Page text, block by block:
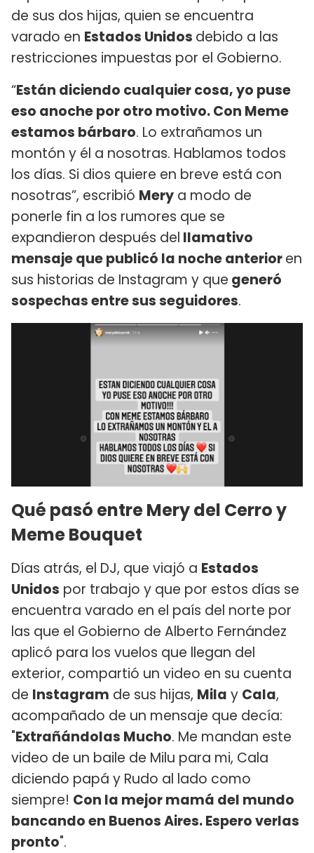
de sus dos hijas, quien se encuentra
varado en Estados Unidos debido a las
restricciones impuestas por el Gobierno.
“Están diciendo cualquier cosa, yo puse
eso anoche por otro motivo. Con Meme
estamos bárbaro. Lo extrañamos un
montón y él a nosotras. Hablamos todos
los días. Si dios quiere en breve está con
nosotras”, escribió Mery a modo de
ponerle fin a los rumores que se
expandieron después del llamativo
mensaje que publicó la noche anterioren
sus historias de Instagram y que generó
sospechas entre sus seguidores.
Qué pasó entre Mery del Cerro y
Meme Bouquet
Días atrás, el DJ, que viajó a Estados
Unidos por trabajo y que por estos días se
encuentra varado en el país del norte por
las que el Gobierno de Alberto Fernández
aplicó para los vuelos que llegan del
exterior, compartió un video en su cuenta
de Instagram de sus hijas, Mila y Cala,
acompañado de un mensaje que decía:
"Extrañándolas Mucho. Me mandan este
video de un baile de Milu para mi, Cala
diciendo papá y Rudo al lado como
siempre! Con la mejor mamá del mundo
bancando en Buenos Aires. Espero verlas
pronto".